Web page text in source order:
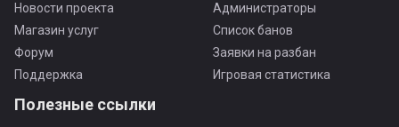
Новости проекта
Магазин услуг
Форум
Поддержка
Администраторы
Список банов
Заявки на разбан
Игровая статистика
Полезные ссылки